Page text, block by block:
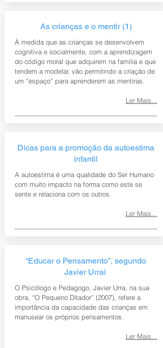
As crianças e o mentir (1)
À medida que as crianças se desenvolvem
cognitiva e socialmente, com a aprendizagem
do código moral que adquirem na família e que
tendem a modelar, vão permitindo a criação de
um “espaço” para aprenderem as mentiras.
Ler Mais...
Dicas para a promoção da autoestima
infantil
A autoestima é uma qualidade do Ser Humano
com muito impacto na forma como este se
sente e relaciona com os outros.
Ler Mais...
“Educar o Pensamento”, segundo
Javier Urrai
O Psicólogo e Pedagogo, Javier Urra, na sua
obra, “O Pequeno Ditador” (2007), refere a
importância da capacidade das crianças em
manusear os próprios pensamentos.
Ler Mais...